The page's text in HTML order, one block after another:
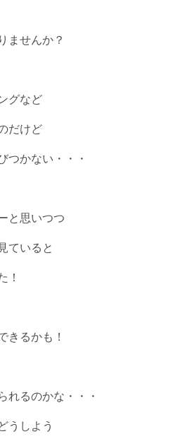
ませんか？
グなど
だけど
つかない・・・
と思いつつ
ていると
！
きるかも！
れるのかな・・・
うしよう